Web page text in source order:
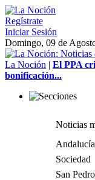
Regístrate
Iniciar Sesión
Domingo, 09 de
La Noción | El PPA
bonificación...
Noticias
Sociedad
San